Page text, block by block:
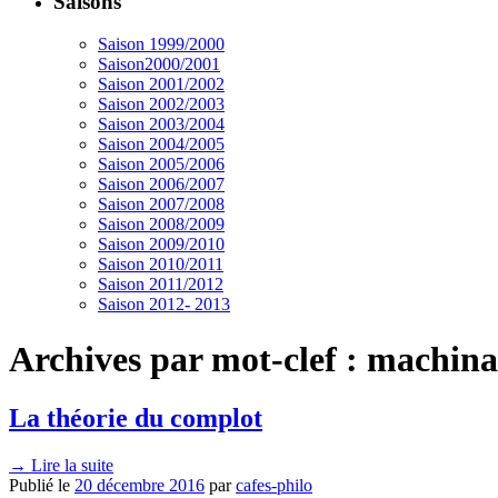
Saison 1999/2000
Saison2000/2001
Saison 2001/2002
Saison 2002/2003
Saison 2003/2004
Saison 2004/2005
Saison 2005/2006
Saison 2006/2007
Saison 2007/2008
Saison 2008/2009
Saison 2009/2010
Saison 2010/2011
Saison 2011/2012
Saison 2012- 2013
Archives par mot-clef :
La théorie du complot
→ Lire la suite
Publié le 20 décembre 2016 par cafes-philo